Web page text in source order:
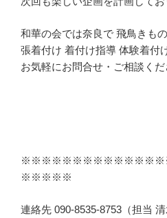
和華の会では奈良で 飛鳥きも
張着付け 着付け指導 体験着付
お気軽にお問合せ・ご相談くだ
※※※※※
連絡先 090-8535-8753（担当 清